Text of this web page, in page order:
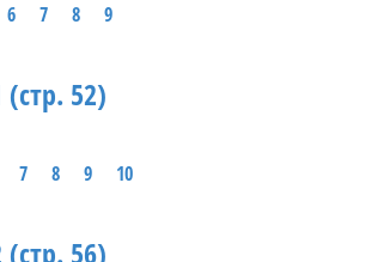
6 7 8 9
52)
7 8 9 10
56)